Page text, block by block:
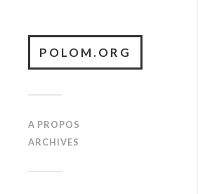
POLOM.ORG
A PROPOS
ARCHIVES